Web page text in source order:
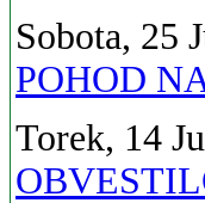
Sobota, 25
POHOD
Torek, 14